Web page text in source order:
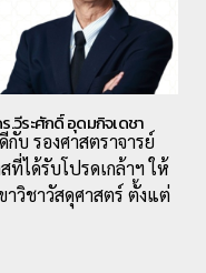
วีระศักดิ์ อุดมกิจเดชา
บ รองศาสตราจารย์
ที่ได้รับโปรดเกล้าฯ ให้
วิชาวัสดุศาสตร์ ตั้งแต่